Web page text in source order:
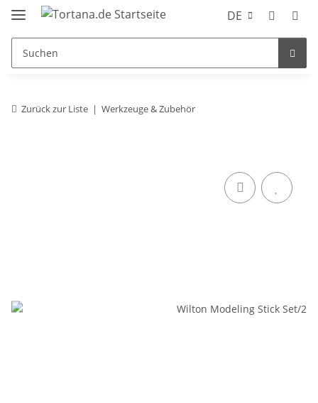
DE
Zurück zur Liste Werkzeuge & Zubehör